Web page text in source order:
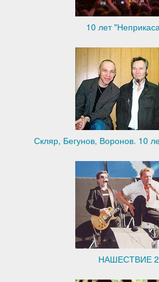
10 лет
Скляр, Бегунов, Воронов. 10
НАШЕСТВИЕ